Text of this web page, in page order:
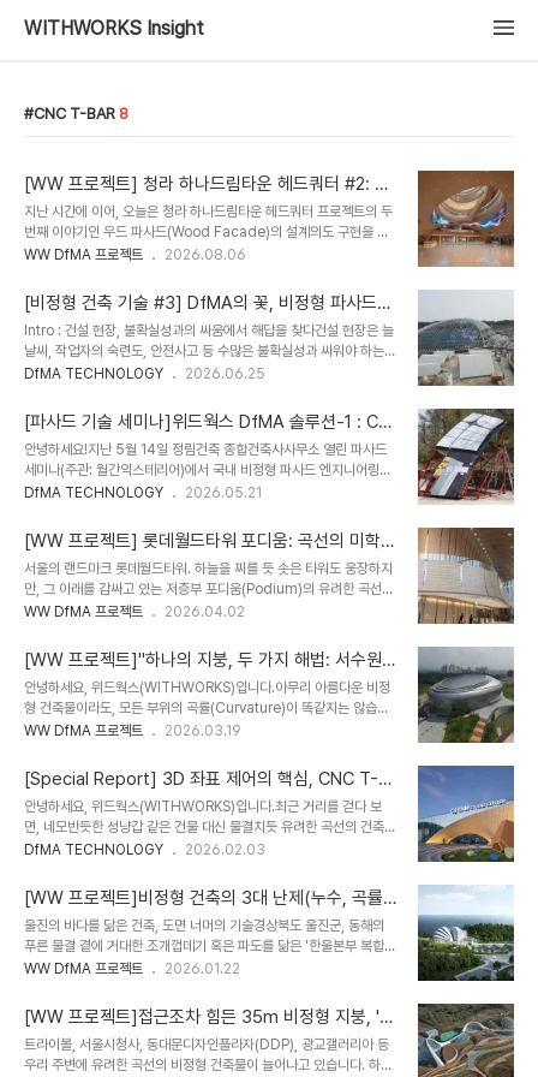
WITHWORKS Insight
CNC T-BAR 8
[WW 프로젝트] 청라 하나드림타운 헤드쿼터 #2: 투
시도를 뛰어넘는 현실, '우드 파사드'의 3D 설계 엔지
니어링
지난 시간에 이어, 오늘은 청라 하나드림타운 헤드쿼터 프로젝트의 두
번째 이야기인 우드 파사드(Wood Facade)의 설계의도 구현을 위
해 시공단계에서 진행했던 3D 설계엔지니어링 내용들을 소개하려고
설계에 반영된 디테일의 시공 품질, 구조 성능, 시공성 등을 철저히 검
토하였습니다. 뿐만 아니라, 실시설계에서 충분히 다뤄지지 않았던
MEP와 우드 파사드 간의 간섭으로 인해 발생할 수 있는 시각적 문제
들을 3D 설계 과정을 거쳐 사전에 파악했습니다. 이를 바탕으로 디자
인 재검토 및 디테일 추가 등 부분적인 설계 변경을 진행하여, 최종적
LOD400 제작 설계..
WW DfMA 프로젝트 2026.08.06
[비정형 건축 기술 #3] DfMA의 꽃, 비정형 파사드
모듈러
Intro : 건설 현장, 불확실성과의 싸움에서 해답을 찾다건설 현장은 늘
날씨, 작업자의 숙련도, 안전사고 등 수많은 불확실성과 싸워야 하는
공간입니다. 특히나 곡선과 다면체로 이루어진 비정형 건축물이라면
드로 자리 잡은 DfMA(Design for Manufacturing and
Assembly, 제조 및 조립을 고려한 설계)의 진정한 '꽃'은 바로 이 복
잡한 비정형 파사드를 모듈화 하는 데 있습니다. 현장에서 땀 흘려 용
접하고 맞추는 대신, 공장에서 정밀하게 제작된 비정형 유닛을 입체적
으로 조립하는 방식이죠. Challenge : 왜 비정형 파사드에 모듈러
비정형 ..
DfMA TECHNOLOGY 2026.06.25
[파사드 기술 세미나]위드웍스 DfMA 솔루션-1 : CN
C T-BAR 시스템과 비정형 AL. 시트패널
안녕하세요!지난 5월 14일 정림건축 종합건축사사무소 열린 파사드
세미나(주관: 월간익스테리어)에서 국내 비정형 파사드 엔지니어링을
선도하는 위드웍스(WITHWORKS)는 첫번째 DfMA 솔루션인
습니다. 위드웍스의 핵심적인 이 공법은 디아크(2012년)에서 부터 청
라하나드림 헤더쿼터(2026. 5월 준공예정)에 이르기 까지 많은 비정
형 프로젝트에 적용하여 성공적인 결과를 이루어냈으며 , 최근 피지컬
AI기술의 발전과 함께 더 많은 활용 될 것으로 예상하고 있습니다. 이
번 파사드 기술세미나에서 발표했던 한국건설산업의 위기, 위드웍스
에 대한..
DfMA TECHNOLOGY 2026.05.21
[WW 프로젝트] 롯데월드타워 포디움: 곡선의 미학을
완성한 CNC 정밀제조의 힘
서울의 랜드마크 롯데월드타워. 하늘을 찌를 듯 솟은 타워도 웅장하지
만, 그 아래를 감싸고 있는 저층부 포디움(Podium)의 유려한 곡선을
자세히 보신 적 있나요?높이 38m, 면적 약 8,000㎡에 달하는 이
하여 조립한 사례입니다. 인테리어 목수들이 현장에서 자르고 붙이는
기존 방식으로는 절대 구현할 수 없었던 디자인, 위드웍스는 CNC 기
반의 정밀 제조업 기술을 건축에 도입하여 해답을 찾았습니다.
Challenge: CNC 제조와 건축시공사인 롯데건설에서는 기존 목업
의 품질 불량을 해결하기 위해 엔지니어사 선정을 위한 기술제안 입찰
방식대로 파이프를 휘고..
WW DfMA 프로젝트 2026.04.02
[WW 프로젝트]"하나의 지붕, 두 가지 해법: 서수원
칠보체육관의 '하이브리드' 비정형 전략"
안녕하세요, 위드웍스(WITHWORKS)입니다.아무리 아름다운 비정
형 건축물이라도, 모든 부위의 곡률(Curvature)이 똑같지는 않습니
다. 어떤 곳은 급격하게 휘어지고, 어떤 곳은 완만하게 흐릅니다.수원
특성에 맞춰 가장 적합한 두 가지 공법을 교차 적용(Hybrid
Application)했기 때문입니다. 오늘은 곡면이 심한 구간과 넓은 지
붕 구간을 각기 다른 기술로 풀어낸 위드웍스의 디테일을 소개합니다.
⭐️ Challenge: 곡선의 성격이 다른데, 같은 방법을 쓸 수 있을까?이
프로젝트의 기본 골조는 직선 파이프로 이루어진 스페이스 프레임
위치마다 달랐다는 점입..
WW DfMA 프로젝트 2026.03.19
[Special Report] 3D 좌표 제어의 핵심, CNC T-B
AR 시스템과 비정형 파사드 엔지니어링
안녕하세요, 위드웍스(WITHWORKS)입니다.최근 거리를 걷다 보
면, 네모반듯한 성냥갑 같은 건물 대신 물결치듯 유려한 곡선의 건축물
들이 눈에 띄게 늘어났습니다. 3D 프린팅과 디지털 디자인 기술의 발
기서 엔지니어의 고민은 시작됩니다."철은 기본적으로 직선인데, 어떻
게 3차원 곡면을 오차 없이 만들어낼 수 있을까요?"단순히 파이프를
휘는(Bending) 방식으로는 해결할 수 없는 복잡한 비정형 건축물.
오늘은 이를 해결하는 위드웍스의 핵심 DfMA 솔루션 중 하나인
'CNC T-BAR 시스템'에 대해 이야기해 보려 합니다.Challenge:
형 곡면 건물을 지을 때는 ..
DfMA TECHNOLOGY 2026.02.03
[WW 프로젝트]비정형 건축의 3대 난제(누수, 곡률,
오차)를 해결한 위드웍스의 파사드 엔지니어링 리포
트
울진의 바다를 닮은 건축, 도면 너머의 기술경상북도 울진군, 동해의
푸른 물결 곁에 거대한 조개껍데기 혹은 파도를 닮은 '한울본부 복합문
화센터'가 지어지고 있습니다. 2026년 하반기 완공을 목표로 하는 이
다.하지만 저 유려한 곡선이 실제 현장에서 구현되려면, 단순히 '멋진
디자인'을 넘어선 치열한 엔지니어링(Engineering)이 필요합니다.
위드웍스가 이 프로젝트의 완성도를 위해 해결해야 했던 3가지 난제
와 솔루션을 공개합니다.Issue 1. 건물이 흘리는 '검은 눈물'을 막아라
WW DfMA 프로젝트 2026.01.22
[WW 프로젝트]접근조차 힘든 35m 비정형 지붕, '유
닛 모듈(DfMA)'로 해결하다
트라이볼, 서울시청사, 동대문디자인플라자(DDP), 광교갤러리아 등
우리 주변에 유려한 곡선의 비정형 건축물이 늘어나고 있습니다. 하지